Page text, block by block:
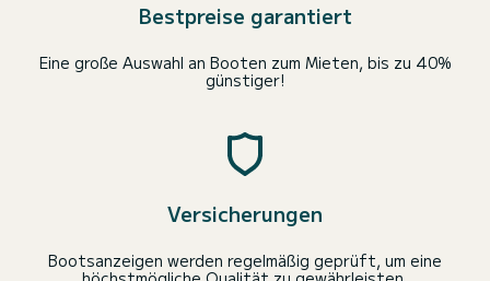
Bestpreise garantiert
Eine große Auswahl an Booten zum Mieten, bis zu 40%
günstiger!
Versicherungen
Bootsanzeigen werden regelmäßig geprüft, um eine